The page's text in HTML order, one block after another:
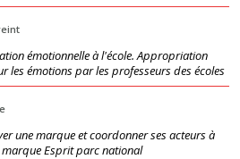
émotionnelle à l'école. Appropriation
les émotions par les professeurs des écoles
une marque et coordonner ses acteurs à
marque Esprit parc national